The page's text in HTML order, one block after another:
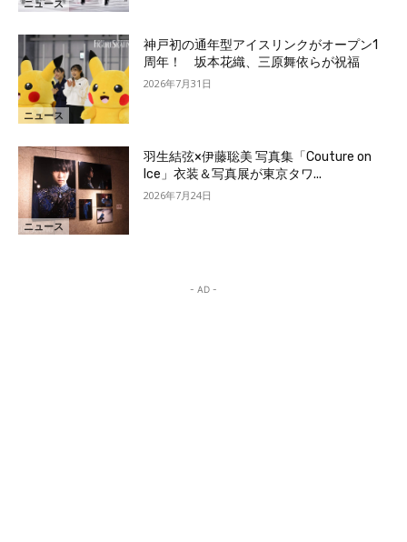
ニュース
ニュース
神戸初の通年型アイスリンクがオープン1
周年！ 坂本花織、三原舞依らが祝福
2026年7月31日
ニュース
羽生結弦×伊藤聡美 写真集「Couture on
Ice」衣装＆写真展が東京タワ...
2026年7月24日
- AD -